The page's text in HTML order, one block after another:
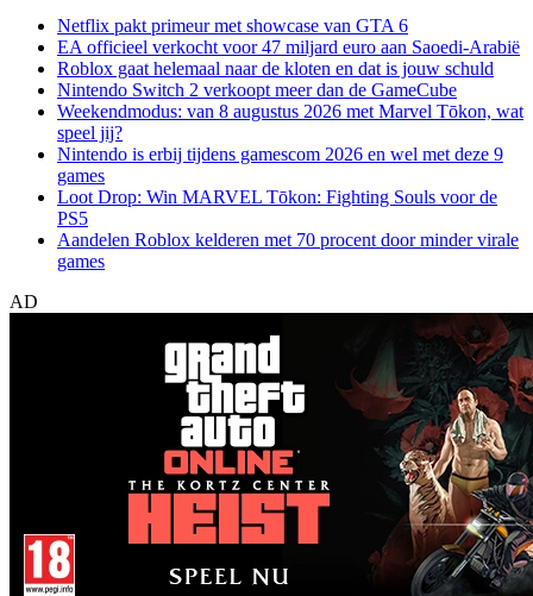
Netflix pakt primeur met showcase van GTA 6
EA officieel verkocht voor 47 miljard euro aan Saoedi-Arabië
Roblox gaat helemaal naar de kloten en dat is jouw schuld
Nintendo Switch 2 verkoopt meer dan de GameCube
Weekendmodus: van 8 augustus 2026 met Marvel Tōkon, wat
speel jij?
Nintendo is erbij tijdens gamescom 2026 en wel met deze 9
games
Loot Drop: Win MARVEL Tōkon: Fighting Souls voor de
PS5
Aandelen Roblox kelderen met 70 procent door minder virale
games
AD